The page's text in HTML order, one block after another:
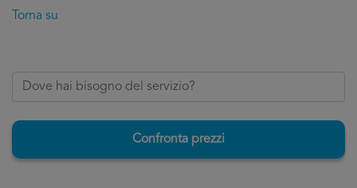
Torna su
Confronta prezzi